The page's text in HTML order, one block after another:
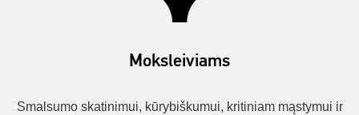
Moksleiviams
Smalsumo skatinimui, kūrybiškumui, kritiniam mąstymui ir